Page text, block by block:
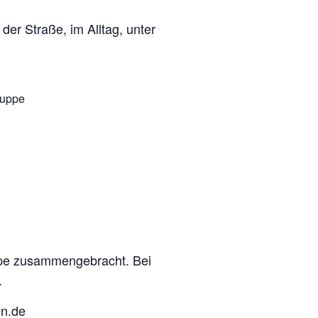
Straße, im Alltag, unter
zusammengebracht. Bei